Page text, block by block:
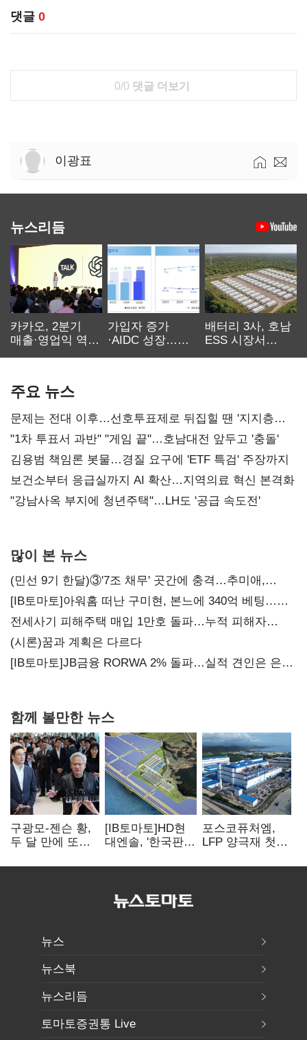
댓글 0
0/0 댓글 더보기
이광표
뉴스리듬
카카오, 2분기
매출·영업익 역대
가입자 증가
·AIDC 성장…
배터리 3사, 호남
ESS 시장서
주요 뉴스
문제는 전대 이후…선호투표제로 뒤집힐 땐 '지지층
불복'
"1차 투표서 과반" "게임 끝"…호남대전 앞두고 '충돌'
김용범 책임론 봇물…경질 요구에 'ETF 특검' 주장까지
보건소부터 응급실까지 AI 확산…지역의료 혁신 본격화
"강남사옥 부지에 청년주택"…LH도 '공급 속도전'
많이 본 뉴스
(민선 9기 한달)③'7조 채무' 곳간에 충격…추미애,
20년만에 '비상재정' 선언 승부수
[IB토마토]아워홈 떠난 구미현, 본느에 340억 베팅…
가족 지배체제 구축
전세사기 피해주택 매입 1만호 돌파…누적 피해자
4만278명
(시론)꿈과 계획은 다르다
[IB토마토]JB금융 RORWA 2% 돌파…실적 견인은 은행
함께 볼만한 뉴스
구광모-젠슨 황,
두 달 만에 또
등 논의
[IB토마토]HD현
대엔솔, '한국판
세액공제 선택이
포스코퓨처엠,
LFP 양극재 첫
ESS 시장 공략
뉴스
뉴스북
뉴스리듬
토마토증권통 Live